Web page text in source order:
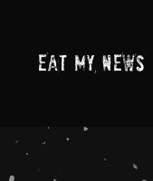
EAT MY NEWS